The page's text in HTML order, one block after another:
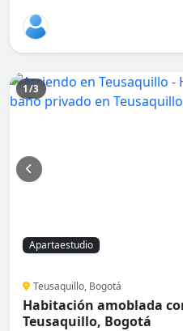
1/3
Apartaestudio
Teusaquillo, Bogotá
Habitación amoblada
Teusaquillo, Bogotá